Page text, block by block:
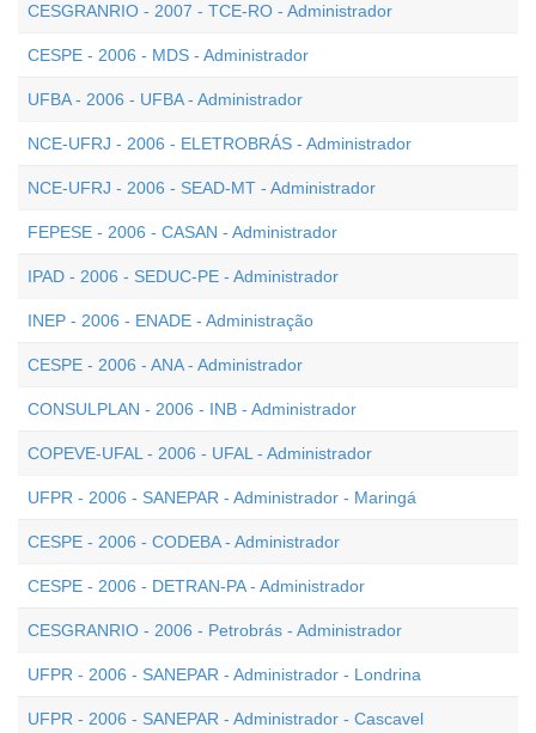
CESGRANRIO - 2007 - TCE-RO - Administrador
CESPE - 2006 - MDS - Administrador
UFBA - 2006 - UFBA - Administrador
NCE-UFRJ - 2006 - ELETROBRÁS - Administrador
NCE-UFRJ - 2006 - SEAD-MT - Administrador
FEPESE - 2006 - CASAN - Administrador
IPAD - 2006 - SEDUC-PE - Administrador
INEP - 2006 - ENADE - Administração
CESPE - 2006 - ANA - Administrador
CONSULPLAN - 2006 - INB - Administrador
COPEVE-UFAL - 2006 - UFAL - Administrador
UFPR - 2006 - SANEPAR - Administrador - Maringá
CESPE - 2006 - CODEBA - Administrador
CESPE - 2006 - DETRAN-PA - Administrador
CESGRANRIO - 2006 - Petrobrás - Administrador
UFPR - 2006 - SANEPAR - Administrador - Londrina
UFPR - 2006 - SANEPAR - Administrador - Cascavel